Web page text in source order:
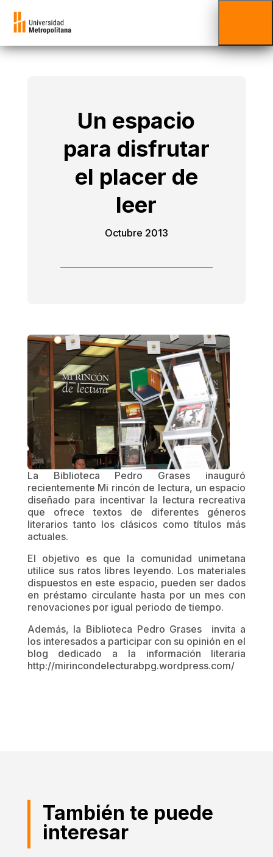
Un espacio
para disfrutar
el placer de
leer
Octubre 2013
La Biblioteca Pedro Grases inauguró
recientemente Mi rincón de lectura, un espacio
diseñado para incentivar la lectura recreativa
que ofrece textos de diferentes géneros
literarios tanto los clásicos como títulos más
actuales.
El objetivo es que la comunidad unimetana
utilice sus ratos libres leyendo. Los materiales
dispuestos en este espacio, pueden ser dados
en préstamo circulante hasta por un mes con
renovaciones por igual periodo de tiempo.
Además, la Biblioteca Pedro Grases invita a
los interesados a participar con su opinión en el
blog dedicado a la información literaria
http://mirincondelecturabpg.wordpress.com/
También te puede
interesar